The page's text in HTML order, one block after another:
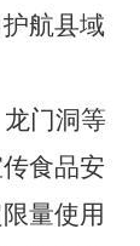
护航县域
门洞等
传食品安
量使用